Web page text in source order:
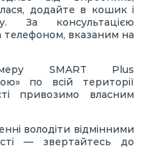
додайте в кошик і
За консультацією
телефоном, вказаним на
SMART Plus
по всій території
привозимо власним
володіти відмінними
— звертайтесь до